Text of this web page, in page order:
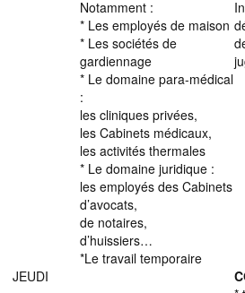
Notamment :
* Les employés de maison
* Les sociétés de
gardiennage
* Le domaine para-médical
:
les cliniques privées,
les Cabinets médicaux,
les activités thermales
* Le domaine juridique :
les employés des Cabinets
d’avocats,
de notaires,
d’huissiers…
*Le travail temporaire
JEUDI